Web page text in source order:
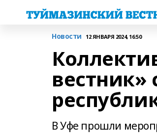
Новости 12 ЯНВАРЯ 2024, 16:50
вестник»
В Уфе прошли